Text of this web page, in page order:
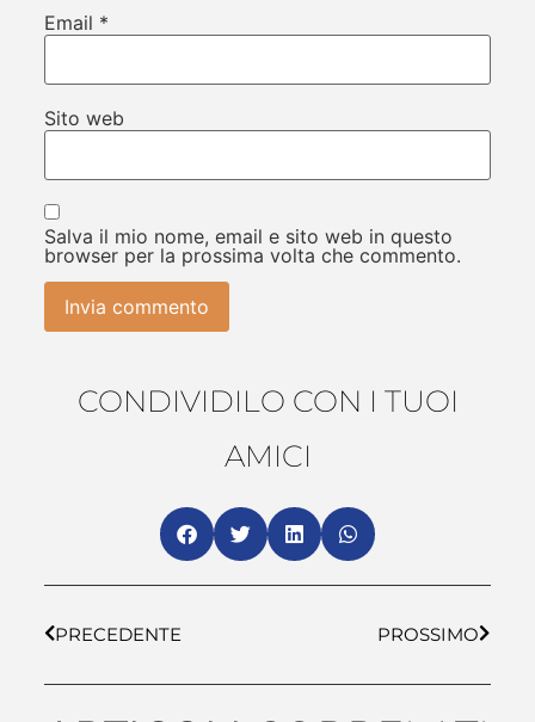
Email *
Sito web
Salva il mio nome, email e sito web in questo
browser per la prossima volta che commento.
CONDIVIDILO CON I TUOI
AMICI
PRECEDENTE PROSSIMO